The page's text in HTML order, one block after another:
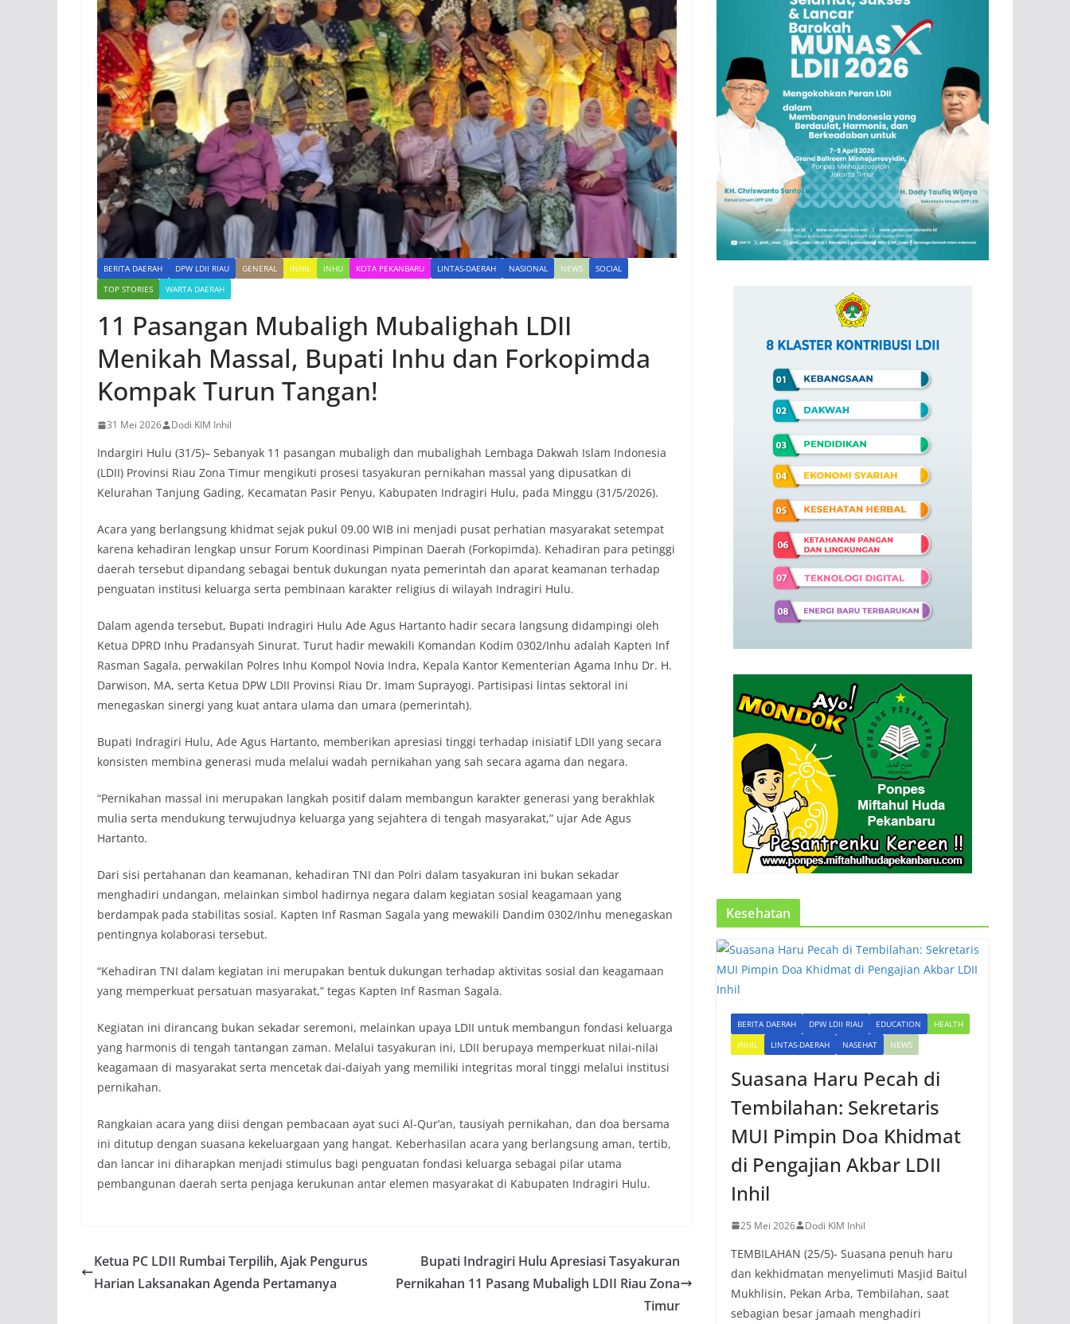
BERITA DAERAH DPW LDII RIAU GENERAL INHIL INHU KOTA PEKANBARU LINTAS-DAERAH NASIONAL NEWS
SOCIAL
TOP STORIES
WARTA DAERAH
11 Pasangan Mubaligh Mubalighah LDII
Menikah Massal, Bupati Inhu dan Forkopimda
Kompak Turun Tangan!
31 Mei 2026 Dodi KIM Inhil
Indargiri Hulu (31/5)– Sebanyak 11 pasangan mubaligh dan mubalighah Lembaga Dakwah Islam Indonesia
(LDII) Provinsi Riau Zona Timur mengikuti prosesi tasyakuran pernikahan massal yang dipusatkan di
Kelurahan Tanjung Gading, Kecamatan Pasir Penyu, Kabupaten Indragiri Hulu, pada Minggu (31/5/2026).
Acara yang berlangsung khidmat sejak pukul 09.00 WIB ini menjadi pusat perhatian masyarakat setempat
karena kehadiran lengkap unsur Forum Koordinasi Pimpinan Daerah (Forkopimda). Kehadiran para petinggi
daerah tersebut dipandang sebagai bentuk dukungan nyata pemerintah dan aparat keamanan terhadap
penguatan institusi keluarga serta pembinaan karakter religius di wilayah Indragiri Hulu.
Dalam agenda tersebut, Bupati Indragiri Hulu Ade Agus Hartanto hadir secara langsung didampingi oleh
Ketua DPRD Inhu Pradansyah Sinurat. Turut hadir mewakili Komandan Kodim 0302/Inhu adalah Kapten Inf
Rasman Sagala, perwakilan Polres Inhu Kompol Novia Indra, Kepala Kantor Kementerian Agama Inhu Dr. H.
Darwison, MA, serta Ketua DPW LDII Provinsi Riau Dr. Imam Suprayogi. Partisipasi lintas sektoral ini
menegaskan sinergi yang kuat antara ulama dan umara (pemerintah).
Bupati Indragiri Hulu, Ade Agus Hartanto, memberikan apresiasi tinggi terhadap inisiatif LDII yang secara
konsisten membina generasi muda melalui wadah pernikahan yang sah secara agama dan negara.
“Pernikahan massal ini merupakan langkah positif dalam membangun karakter generasi yang berakhlak
mulia serta mendukung terwujudnya keluarga yang sejahtera di tengah masyarakat,” ujar Ade Agus
Hartanto.
Dari sisi pertahanan dan keamanan, kehadiran TNI dan Polri dalam tasyakuran ini bukan sekadar
menghadiri undangan, melainkan simbol hadirnya negara dalam kegiatan sosial keagamaan yang
berdampak pada stabilitas sosial. Kapten Inf Rasman Sagala yang mewakili Dandim 0302/Inhu menegaskan
pentingnya kolaborasi tersebut.
“Kehadiran TNI dalam kegiatan ini merupakan bentuk dukungan terhadap aktivitas sosial dan keagamaan
yang memperkuat persatuan masyarakat,” tegas Kapten Inf Rasman Sagala.
Kegiatan ini dirancang bukan sekadar seremoni, melainkan upaya LDII untuk membangun fondasi keluarga
yang harmonis di tengah tantangan zaman. Melalui tasyakuran ini, LDII berupaya memperkuat nilai-nilai
keagamaan di masyarakat serta mencetak dai-daiyah yang memiliki integritas moral tinggi melalui institusi
pernikahan.
Rangkaian acara yang diisi dengan pembacaan ayat suci Al-Qur’an, tausiyah pernikahan, dan doa bersama
ini ditutup dengan suasana kekeluargaan yang hangat. Keberhasilan acara yang berlangsung aman, tertib,
dan lancar ini diharapkan menjadi stimulus bagi penguatan fondasi keluarga sebagai pilar utama
pembangunan daerah serta penjaga kerukunan antar elemen masyarakat di Kabupaten Indragiri Hulu.
Ketua PC LDII Rumbai Terpilih, Ajak Pengurus
Harian Laksanakan Agenda Pertamanya
Bupati Indragiri Hulu Apresiasi Tasyakuran
Pernikahan 11 Pasang Mubaligh LDII Riau Zona
Timur
Kesehatan
BERITA DAERAH DPW LDII RIAU EDUCATION
HEALTH
INHIL
LINTAS-DAERAH NASEHAT NEWS
Suasana Haru Pecah di
Tembilahan: Sekretaris
MUI Pimpin Doa Khidmat
di Pengajian Akbar LDII
Inhil
25 Mei 2026 Dodi KIM Inhil
TEMBILAHAN (25/5)- Suasana penuh haru
dan kekhidmatan menyelimuti Masjid Baitul
Mukhlisin, Pekan Arba, Tembilahan, saat
sebagian besar jamaah menghadiri